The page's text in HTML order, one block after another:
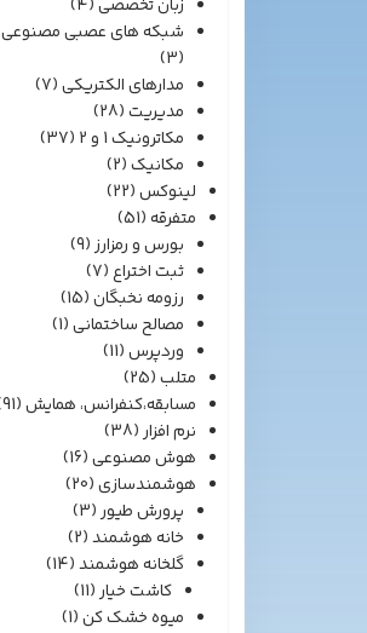
زبان تخصصی(4)
شبکه های عصبی مصنوعی
(3)
مدارهای الکتریکی(7)
مدیریت(28)
مکاترونیک 1 و 2
(37)
مکانیک(2)
لینوکس(22)
متفرقه(51)
بورس و رمزارز(9)
ثبت اختراع(7)
رزومه نخبگان(15)
مصالح ساختمانی(1)
وردپرس(11)
متلب(25)
مسابقه،کنفرانس، همایش(91)
نرم افزار(38)
هوش مصنوعی(16)
هوشمندسازی(20)
پرورش طیور(3)
خانه هوشمند(2)
گلخانه هوشمند(14)
کاشت خیار(11)
میوه خشک کن(1)